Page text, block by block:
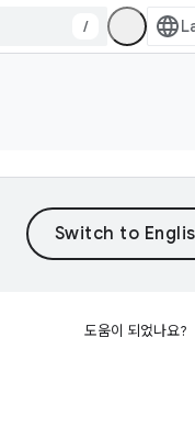
/
도움이 되었나요?